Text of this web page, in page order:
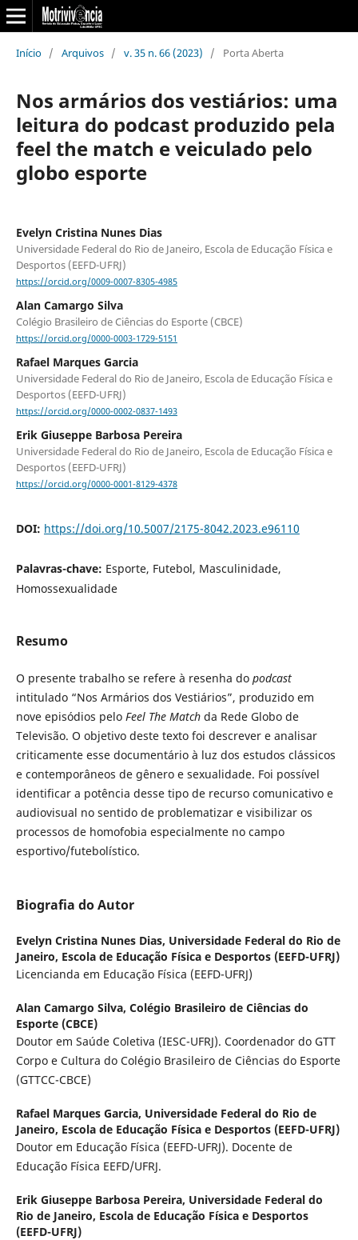
Início / Arquivos / v. 35 n. 66 (2023) / Porta Aberta
Nos armários dos vestiários: uma
leitura do podcast produzido pela
feel the match e veiculado pelo
globo esporte
Evelyn Cristina Nunes Dias
Universidade Federal do Rio de Janeiro, Escola de Educação Física e
Desportos (EEFD-UFRJ)
https://orcid.org/0009-0007-8305-4985
Alan Camargo Silva
Colégio Brasileiro de Ciências do Esporte (CBCE)
https://orcid.org/0000-0003-1729-5151
Rafael Marques Garcia
Universidade Federal do Rio de Janeiro, Escola de Educação Física e
Desportos (EEFD-UFRJ)
https://orcid.org/0000-0002-0837-1493
Erik Giuseppe Barbosa Pereira
Universidade Federal do Rio de Janeiro, Escola de Educação Física e
Desportos (EEFD-UFRJ)
https://orcid.org/0000-0001-8129-4378
DOI: https://doi.org/10.5007/2175-8042.2023.e96110
Palavras-chave: Esporte, Futebol, Masculinidade,
Homossexualidade
Resumo
O presente trabalho se refere à resenha do podcast
intitulado “Nos Armários dos Vestiários”, produzido em
nove episódios pelo Feel The Matchda Rede Globo de
Televisão. O objetivo deste texto foi descrever e analisar
criticamente esse documentário à luz dos estudos clássicos
e contemporâneos de gênero e sexualidade. Foi possível
identificar a potência desse tipo de recurso comunicativo e
audiovisual no sentido de problematizar e visibilizar os
processos de homofobia especialmente no campo
esportivo/futebolístico.
Biografia do Autor
Evelyn Cristina Nunes Dias, Universidade Federal do Rio de
Janeiro, Escola de Educação Física e Desportos (EEFD-UFRJ)
Licencianda em Educação Física (EEFD-UFRJ)
Alan Camargo Silva, Colégio Brasileiro de Ciências do
Esporte (CBCE)
Doutor em Saúde Coletiva (IESC-UFRJ). Coordenador do GTT
Corpo e Cultura do Colégio Brasileiro de Ciências do Esporte
(GTTCC-CBCE)
Rafael Marques Garcia, Universidade Federal do Rio de
Janeiro, Escola de Educação Física e Desportos (EEFD-UFRJ)
Doutor em Educação Física (EEFD-UFRJ). Docente de
Educação Física EEFD/UFRJ.
Erik Giuseppe Barbosa Pereira, Universidade Federal do
Rio de Janeiro, Escola de Educação Física e Desportos
(EEFD-UFRJ)